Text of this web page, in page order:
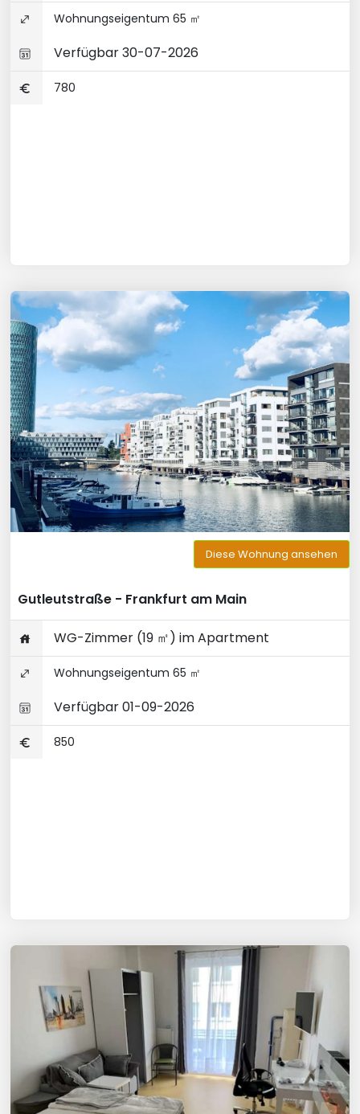
Wohnungseigentum 65 ㎡
Verfügbar 30-07-2026
780
Diese Wohnung ansehen
Gutleutstraße - Frankfurt am Main
WG-Zimmer (19 ㎡) im Apartment
Wohnungseigentum 65 ㎡
Verfügbar 01-09-2026
850